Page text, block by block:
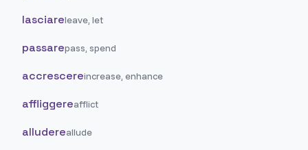
lasciareleave, let
passarepass, spend
accrescereincrease, enhance
affliggereafflict
alludereallude